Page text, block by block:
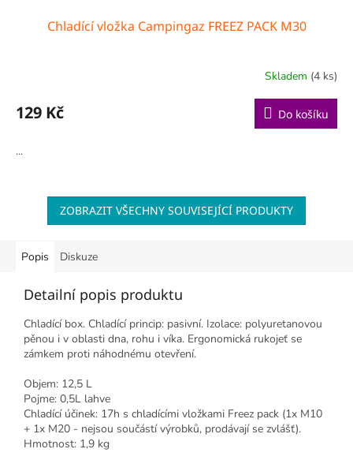
Chladící vložka Campingaz FREEZ PACK M30
Skladem (4 ks)
129 Kč Do košíku
...
ZOBRAZIT VŠECHNY SOUVISEJÍCÍ PRODUKTY
Popis Diskuze
Detailní popis produktu
Chladící box. Chladící princip: pasivní. Izolace: polyuretanovou
pěnou i v oblasti dna, rohu i víka. Ergonomická rukojeť se
zámkem proti náhodnému otevření.
Objem: 12,5 L
Pojme: 0,5L lahve
Chladící účinek: 17h s chladícími vložkami Freez pack (1x M10
+ 1x M20 - nejsou součástí výrobků, prodávají se zvlášť).
Hmotnost: 1,9 kg